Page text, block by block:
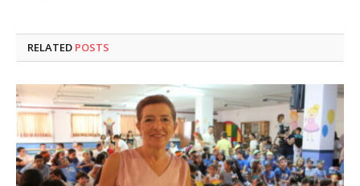
RELATED POSTS